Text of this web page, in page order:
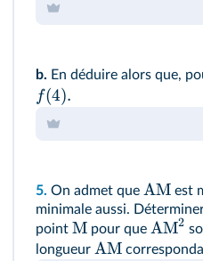
b. En déduire alors que,
f(4).
5. On admet que AM est
minimale aussi.
point M pour que AM2
longueur AM